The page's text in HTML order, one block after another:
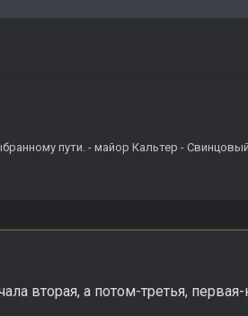
пути. - майор Кальтер -
вторая, а потом-третья,